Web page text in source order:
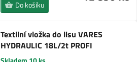
Do košíku
Textilní vložka do lisu VARES
HYDRAULIC 18L/2t PROFI